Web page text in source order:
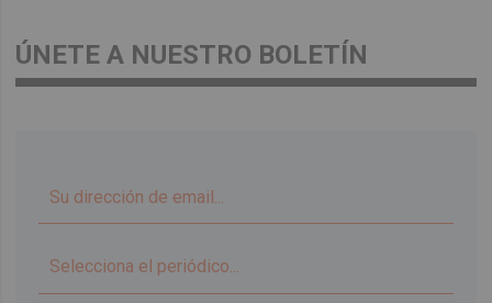
ÚNETE A NUESTRO BOLETÍN